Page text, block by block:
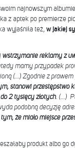
najnowszym
z aptek po premierze
wyjaśniła też, w jakiej
wstrzymanie reklamy z
mamy przypadek
(...)Zgodnie z
stanowi przestępstwo
2 tysięcy złotych. (...)
podobną decyzję
że miało miejsce
produkt albo go